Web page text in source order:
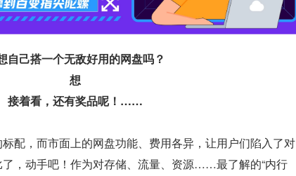
自己搭一个无敌好用的网盘吗？
想
接着看，还有奖品呢！……
配，而市面上的网盘功能、费用各异，让用户们陷入了对
，动手吧！作为对存储、流量、资源……最了解的“内行